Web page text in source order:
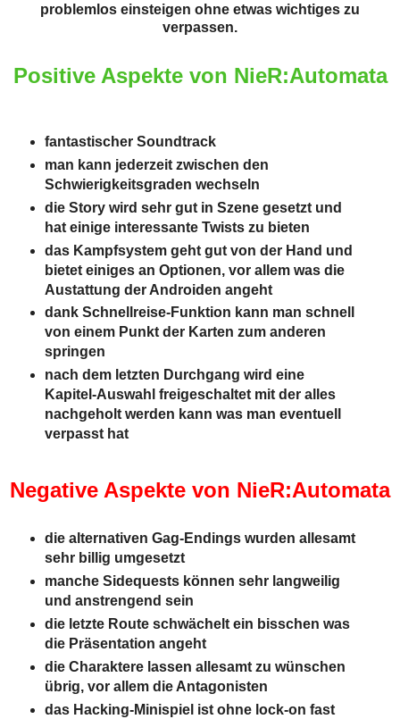
problemlos einsteigen ohne etwas wichtiges zu
verpassen.
Positive Aspekte von NieR:Automata
fantastischer Soundtrack
man kann jederzeit zwischen den
Schwierigkeitsgraden wechseln
die Story wird sehr gut in Szene gesetzt und
hat einige interessante Twists zu bieten
das Kampfsystem geht gut von der Hand und
bietet einiges an Optionen, vor allem was die
Austattung der Androiden angeht
dank Schnellreise-Funktion kann man schnell
von einem Punkt der Karten zum anderen
springen
nach dem letzten Durchgang wird eine
Kapitel-Auswahl freigeschaltet mit der alles
nachgeholt werden kann was man eventuell
verpasst hat
Negative Aspekte von NieR:Automata
die alternativen Gag-Endings wurden allesamt
sehr billig umgesetzt
manche Sidequests können sehr langweilig
und anstrengend sein
die letzte Route schwächelt ein bisschen was
die Präsentation angeht
die Charaktere lassen allesamt zu wünschen
übrig, vor allem die Antagonisten
das Hacking-Minispiel ist ohne lock-on fast